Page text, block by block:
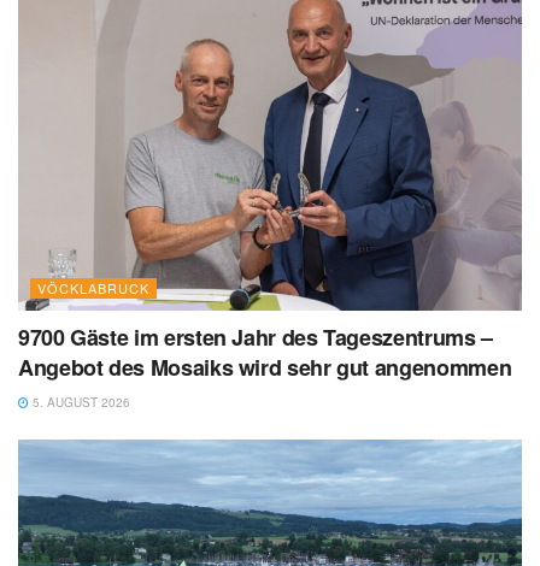
VÖCKLABRUCK
9700 Gäste im ersten Jahr des Tageszentrums –
Angebot des Mosaiks wird sehr gut angenommen
5. AUGUST 2026